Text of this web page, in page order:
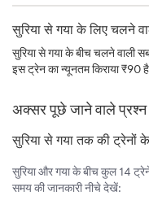
सुरिया से गया के लिए चलने
सुरिया से गया के बीच चलने वाली
इस ट्रेन का न्यूनतम किराया ₹90
अक्सर पूछे जाने वाले प्रश्न
सुरिया से गया तक की ट्रेनों
सुरिया और गया के बीच कुल 14
समय की जानकारी नीचे देखें: